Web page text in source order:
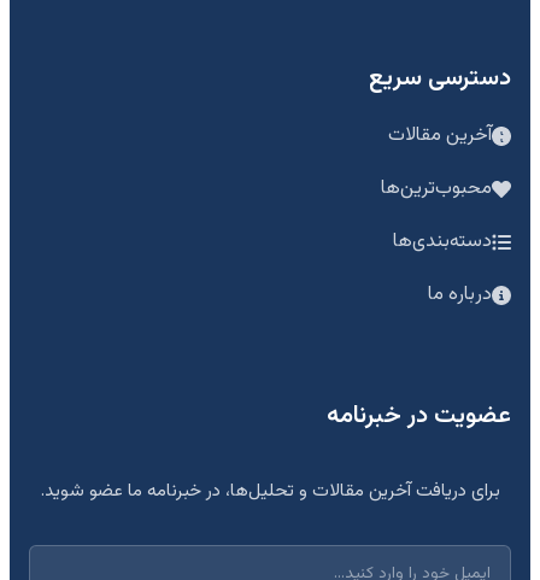
دسترسی سریع
آخرین مقالات
محبوب‌ترین‌ها
دسته‌بندی‌ها
درباره ما
عضویت در خبرنامه
برای دریافت آخرین مقالات و تحلیل‌ها، در خبرنامه ما عضو شوید.